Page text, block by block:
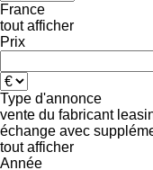
France
tout afficher
Prix
Type d'annonce
vente du fabricant
échange avec
tout afficher
Année